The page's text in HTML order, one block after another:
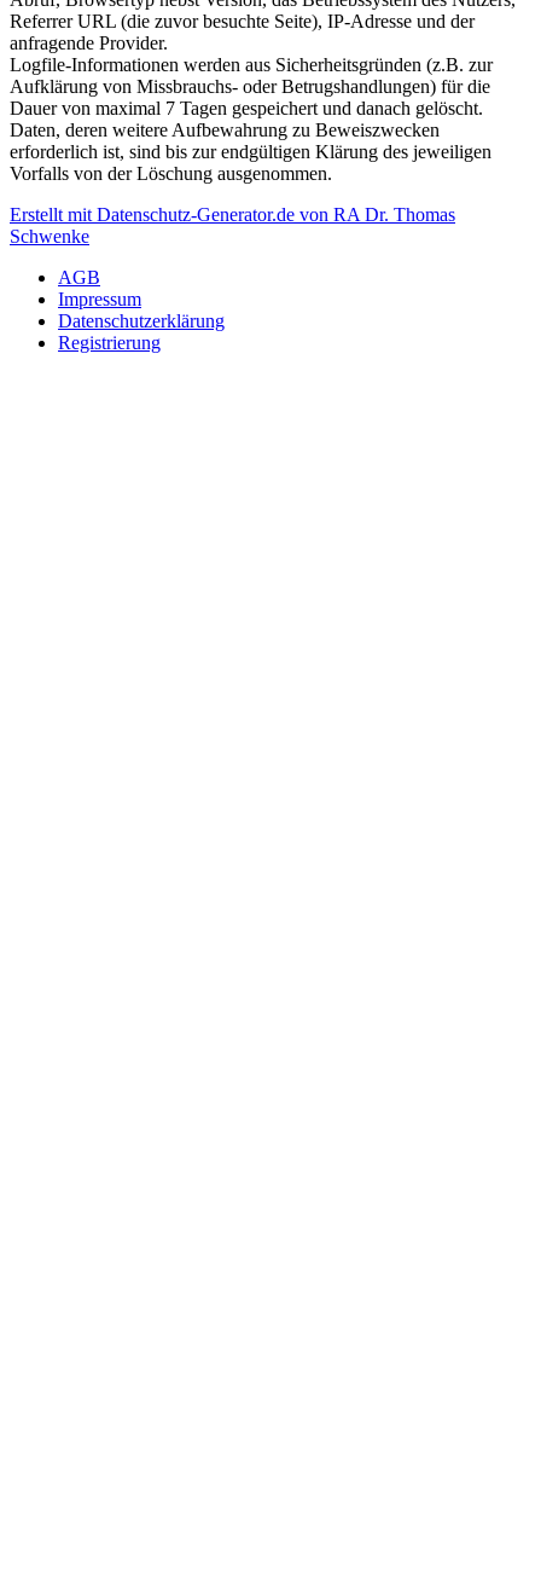
Referrer URL (die zuvor besuchte Seite), IP-Adresse und der
anfragende Provider.
Logfile-Informationen werden aus Sicherheitsgründen (z.B. zur
Aufklärung von Missbrauchs- oder Betrugshandlungen) für die
Dauer von maximal 7 Tagen gespeichert und danach gelöscht.
Daten, deren weitere Aufbewahrung zu Beweiszwecken
erforderlich ist, sind bis zur endgültigen Klärung des jeweiligen
Vorfalls von der Löschung ausgenommen.
Erstellt mit Datenschutz-Generator.de von RA Dr. Thomas
Schwenke
AGB
Impressum
Datenschutzerklärung
Registrierung